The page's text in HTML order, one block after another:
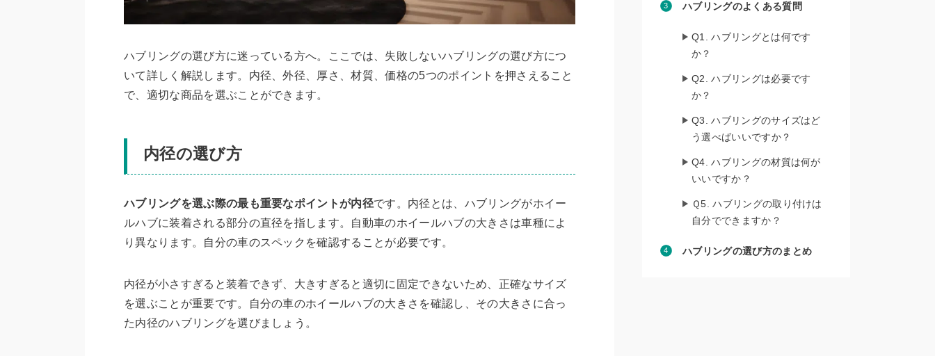
ハブリングの選び方に迷っている方へ。ここでは、失敗しないハブリングの選び方につ
いて詳しく解説します。内径、外径、厚さ、材質、価格の5つのポイントを押さえること
で、適切な商品を選ぶことができます。
内径の選び方
ハブリングを選ぶ際の最も重要なポイントが内径です。内径とは、ハブリングがホイー
ルハブに装着される部分の直径を指します。自動車のホイールハブの大きさは車種によ
り異なります。自分の車のスペックを確認することが必要です。
内径が小さすぎると装着できず、大きすぎると適切に固定できないため、正確なサイズ
を選ぶことが重要です。自分の車のホイールハブの大きさを確認し、その大きさに合っ
た内径のハブリングを選びましょう。
ハブリングのよくある質問
Q1. ハブリングとは何です
か？
Q2. ハブリングは必要です
か？
Q3. ハブリングのサイズはど
う選べばいいですか？
Q4. ハブリングの材質は何が
いいですか？
Ｑ5. ハブリングの取り付けは
自分でできますか？
ハブリングの選び方のまとめ